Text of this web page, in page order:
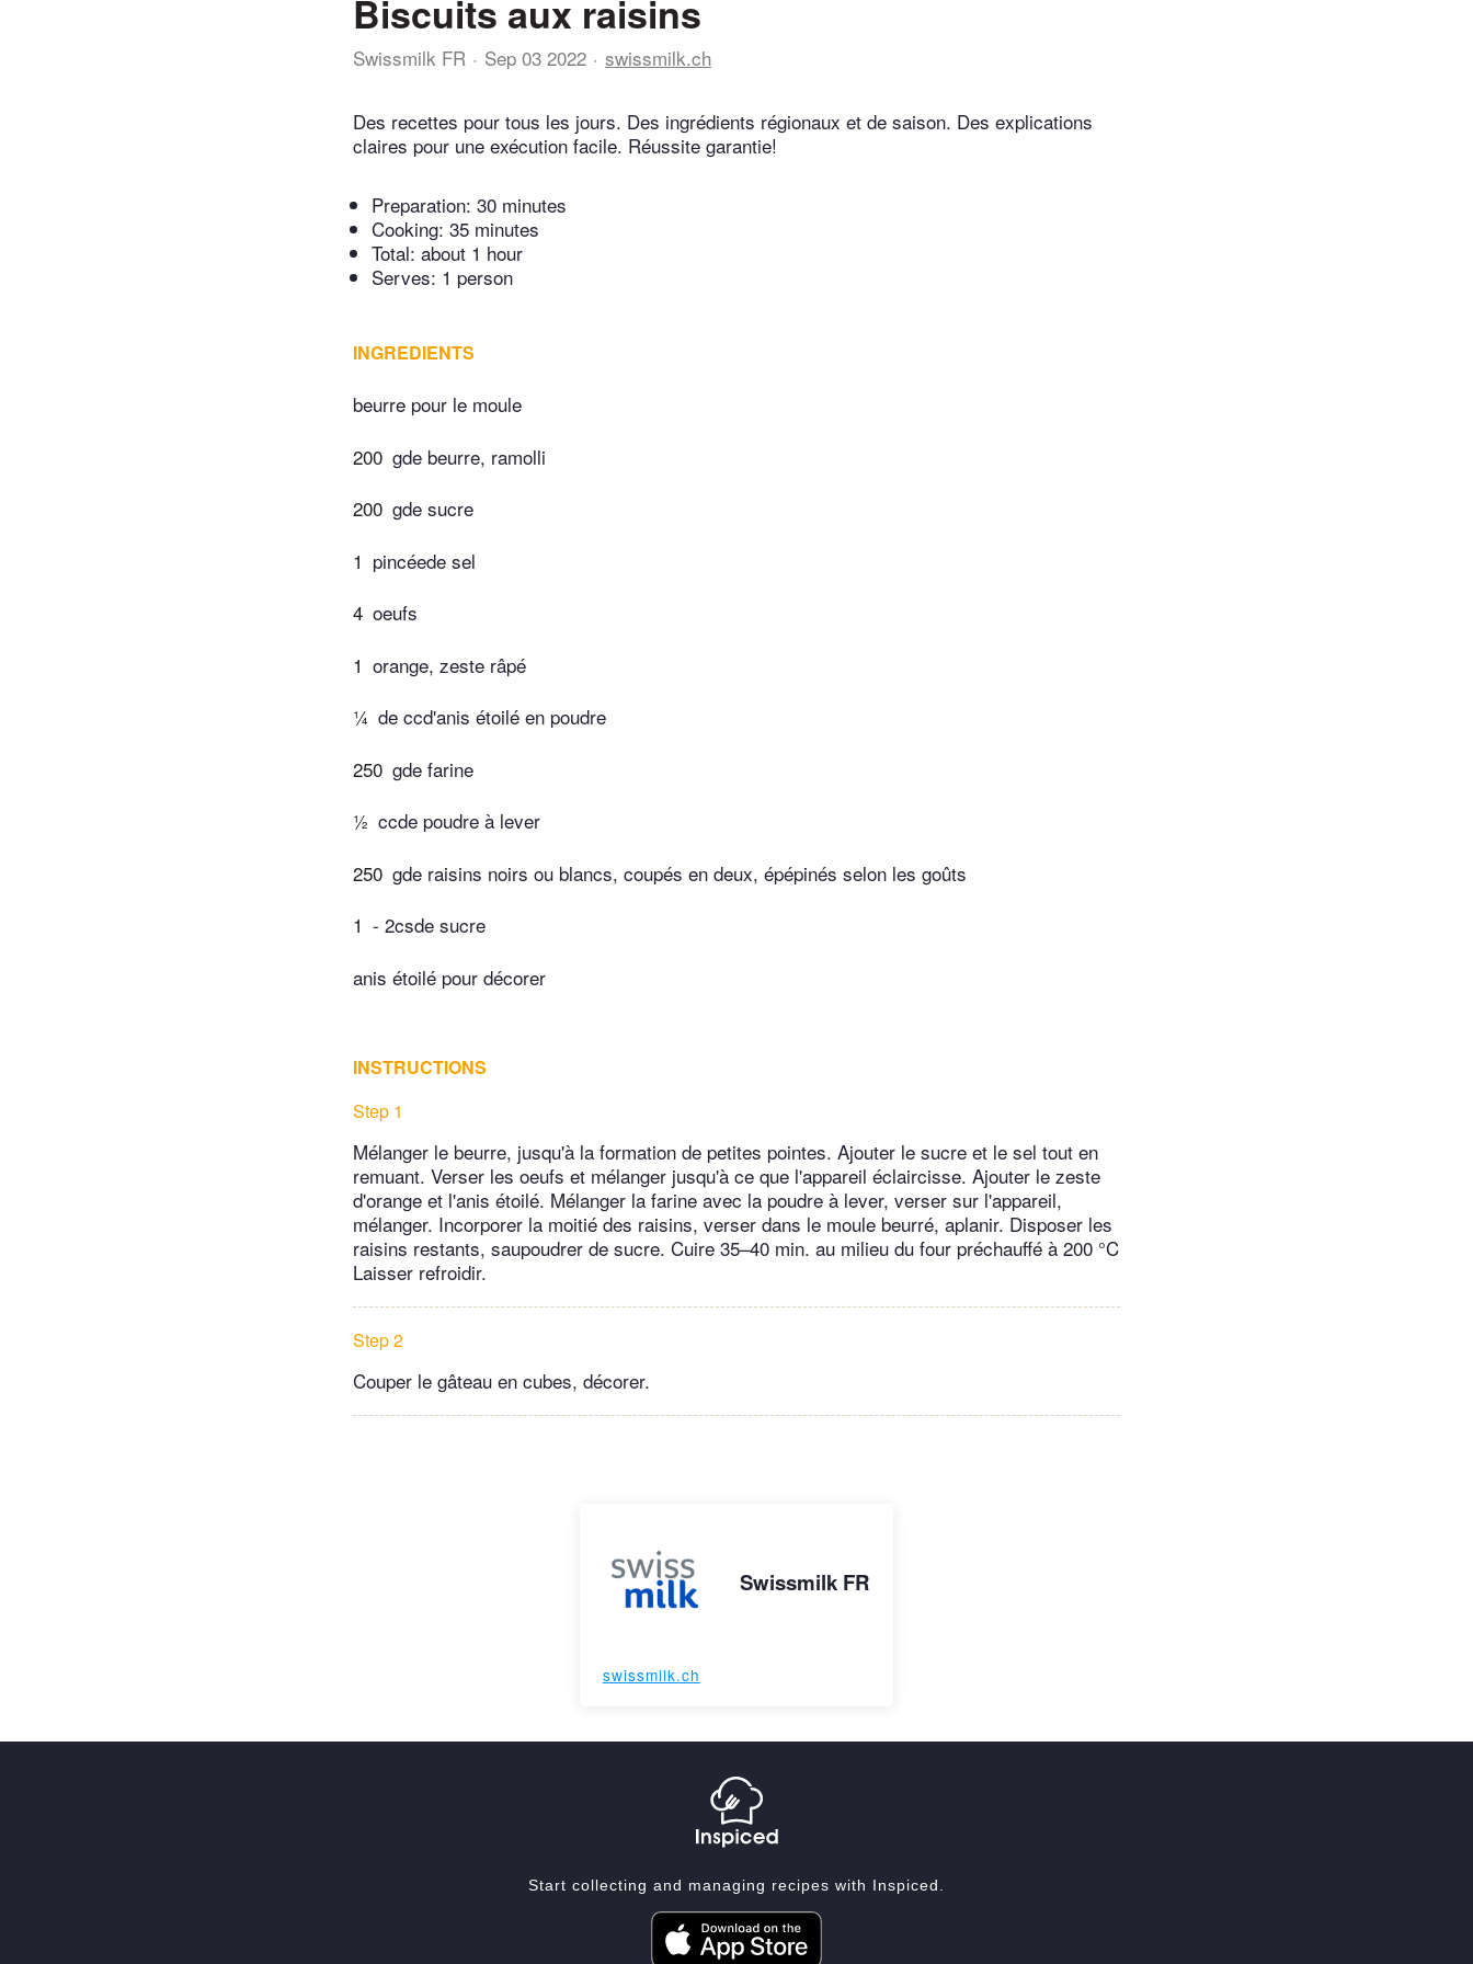
Biscuits aux raisins
Swissmilk FR Sep 03 2022 swissmilk.ch
Des recettes pour tous les jours. Des ingrédients régionaux et de saison. Des explications
claires pour une exécution facile. Réussite garantie!
Preparation: 30 minutes
Cooking: 35 minutes
Total: about 1 hour
Serves: 1 person
INGREDIENTS
beurre pour le moule
200 gde beurre, ramolli
200 gde sucre
1 pincéede sel
4 oeufs
1 orange, zeste râpé
¼ de ccd'anis étoilé en poudre
250 gde farine
½ ccde poudre à lever
250 gde raisins noirs ou blancs, coupés en deux, épépinés selon les goûts
1 - 2csde sucre
anis étoilé pour décorer
INSTRUCTIONS
Step 1
Mélanger le beurre, jusqu'à la formation de petites pointes. Ajouter le sucre et le sel tout en
remuant. Verser les oeufs et mélanger jusqu'à ce que l'appareil éclaircisse. Ajouter le zeste
d'orange et l'anis étoilé. Mélanger la farine avec la poudre à lever, verser sur l'appareil,
mélanger. Incorporer la moitié des raisins, verser dans le moule beurré, aplanir. Disposer les
raisins restants, saupoudrer de sucre. Cuire 35–40 min. au milieu du four préchauffé à 200 °C
Laisser refroidir.
Step 2
Couper le gâteau en cubes, décorer.
Swissmilk FR
swissmilk.ch
Start collecting and managing recipes with Inspiced.